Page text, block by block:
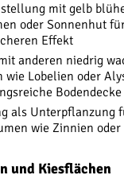
mit gelb
oder Sonnenhut
Effekt
anderen niedrig
wie Lobelien oder
Bodendecke
als Unterpflanzung
wie Zinnien oder
und Kiesflächen